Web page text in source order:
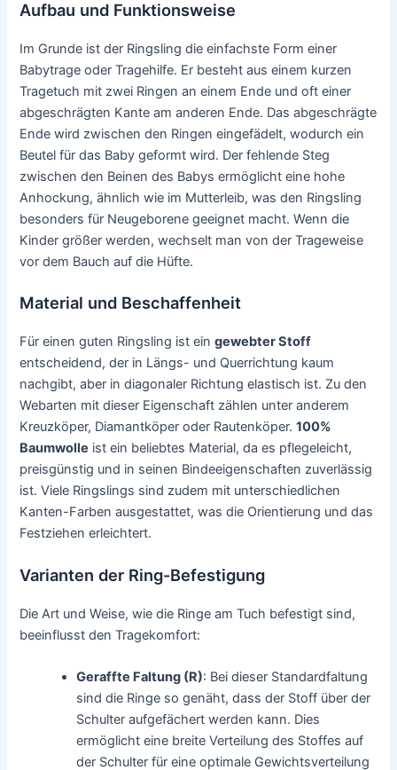
Aufbau und Funktionsweise
Im Grunde ist der Ringsling die einfachste Form einer
Babytrage oder Tragehilfe. Er besteht aus einem kurzen
Tragetuch mit zwei Ringen an einem Ende und oft einer
abgeschrägten Kante am anderen Ende. Das abgeschrägte
Ende wird zwischen den Ringen eingefädelt, wodurch ein
Beutel für das Baby geformt wird. Der fehlende Steg
zwischen den Beinen des Babys ermöglicht eine hohe
Anhockung, ähnlich wie im Mutterleib, was den Ringsling
besonders für Neugeborene geeignet macht. Wenn die
Kinder größer werden, wechselt man von der Trageweise
vor dem Bauch auf die Hüfte.
Material und Beschaffenheit
Für einen guten Ringsling ist eingewebter Stoff
entscheidend, der in Längs- und Querrichtung kaum
nachgibt, aber in diagonaler Richtung elastisch ist. Zu den
Webarten mit dieser Eigenschaft zählen unter anderem
Kreuzköper, Diamantköper oder Rautenköper.100%
Baumwolle ist ein beliebtes Material, da es pflegeleicht,
preisgünstig und in seinen Bindeeigenschaften zuverlässig
ist. Viele Ringslings sind zudem mit unterschiedlichen
Kanten-Farben ausgestattet, was die Orientierung und das
Festziehen erleichtert.
Varianten der Ring-Befestigung
Die Art und Weise, wie die Ringe am Tuch befestigt sind,
beeinflusst den Tragekomfort:
Geraffte Faltung (R): Bei dieser Standardfaltung
sind die Ringe so genäht, dass der Stoff über der
Schulter aufgefächert werden kann. Dies
ermöglicht eine breite Verteilung des Stoffes auf
der Schulter für eine optimale Gewichtsverteilung